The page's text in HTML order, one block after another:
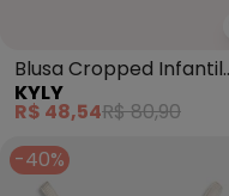
Blusa Cropped Infantil
Menina Estampa (Rosa)
KYLY
R$ 48,54R$ 80,90
-40%